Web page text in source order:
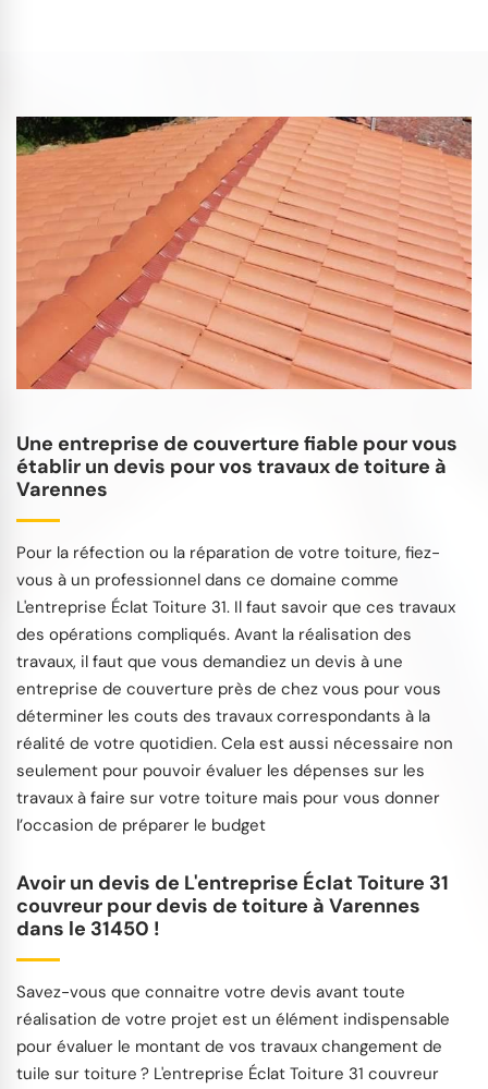
Une entreprise de couverture fiable pour vous
établir un devis pour vos travaux de toiture à
Varennes
Pour la réfection ou la réparation de votre toiture, fiez-
vous à un professionnel dans ce domaine comme
L'entreprise Éclat Toiture 31. Il faut savoir que ces travaux
des opérations compliqués. Avant la réalisation des
travaux, il faut que vous demandiez un devis à une
entreprise de couverture près de chez vous pour vous
déterminer les couts des travaux correspondants à la
réalité de votre quotidien. Cela est aussi nécessaire non
seulement pour pouvoir évaluer les dépenses sur les
travaux à faire sur votre toiture mais pour vous donner
l’occasion de préparer le budget
Avoir un devis de L'entreprise Éclat Toiture 31
couvreur pour devis de toiture à Varennes
dans le 31450 !
Savez-vous que connaitre votre devis avant toute
réalisation de votre projet est un élément indispensable
pour évaluer le montant de vos travaux changement de
tuile sur toiture ? L'entreprise Éclat Toiture 31 couvreur